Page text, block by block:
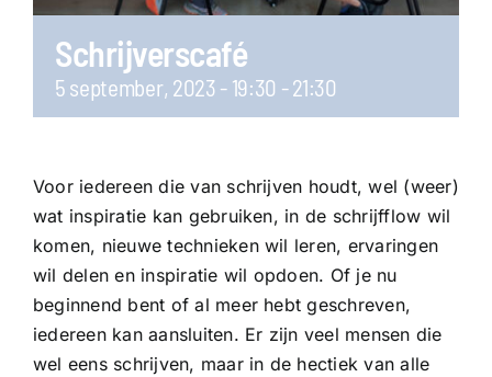
Schrijverscafé
5 september, 2023 - 19:30 -21:30
Voor iedereen die van schrijven houdt, wel (weer)
wat inspiratie kan gebruiken, in de schrijfflow wil
komen, nieuwe technieken wil leren, ervaringen
wil delen en inspiratie wil opdoen. Of je nu
beginnend bent of al meer hebt geschreven,
iedereen kan aansluiten. Er zijn veel mensen die
wel eens schrijven, maar in de hectiek van alle